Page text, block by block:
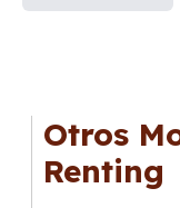
Otros
Renting